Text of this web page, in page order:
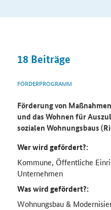
18 Beiträge
FÖRDERPROGRAMM
Förderung von
und das Wohnen für
sozialen Wohnungsbaus
Wer wird gefördert?:
Kommune, Öffentliche
Unternehmen
Was wird gefördert?:
Wohnungsbau &